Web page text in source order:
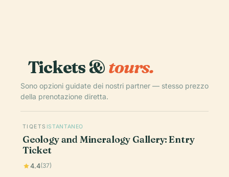
Tickets &tours.
Sono opzioni guidate dei nostri partner — stesso prezzo
della prenotazione diretta.
TIQETS ISTANTANEO
Geology and Mineralogy Gallery: Entry
Ticket
4.4(37)